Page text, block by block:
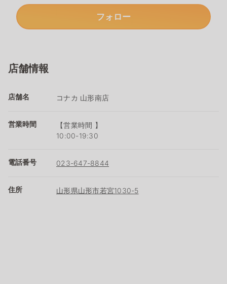
フォロー
店舗情報
店舗名 コナカ 山形南店
営業時間
【営業時間 】
10:00-19:30
電話番号 023-647-8844
住所 山形県山形市若宮1030-5